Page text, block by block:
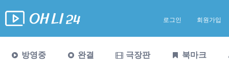
로그인 회원가입
방영중 완결 극장판 북마크